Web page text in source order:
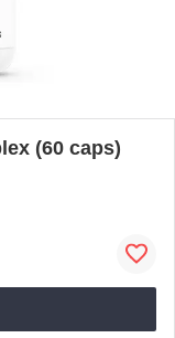
(60 caps)